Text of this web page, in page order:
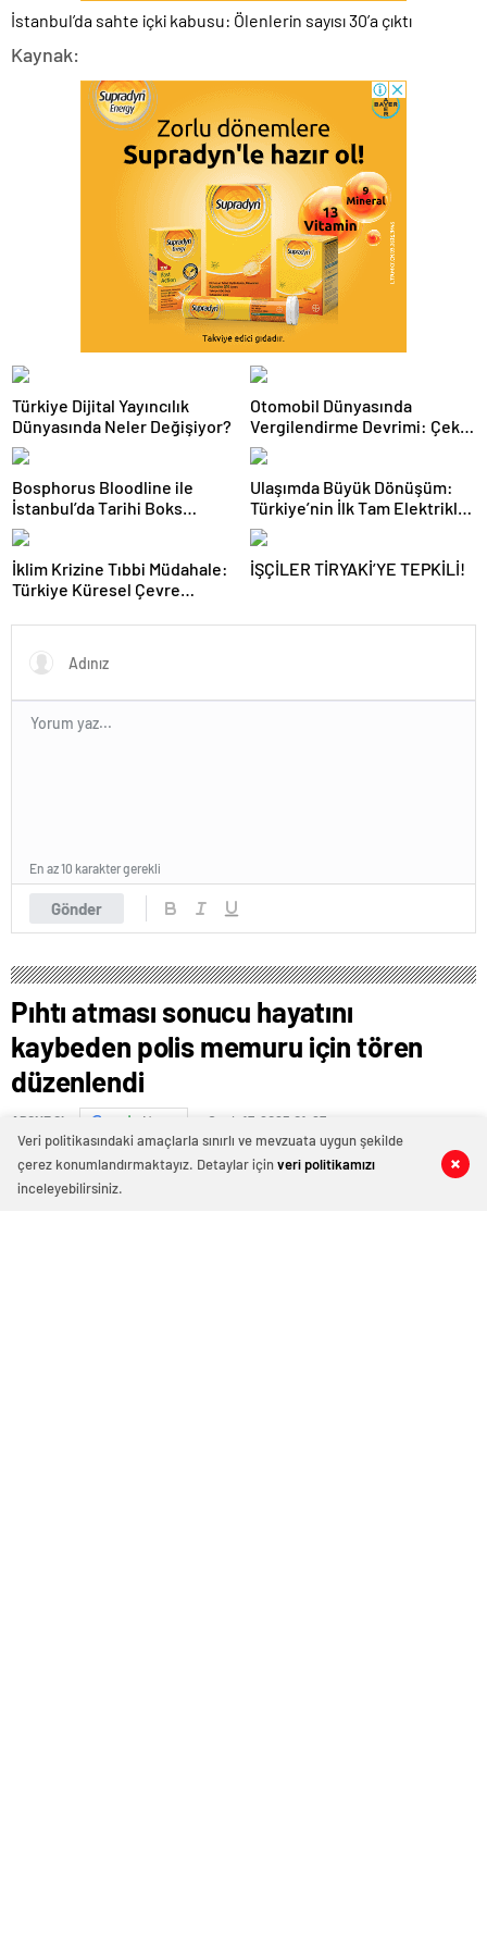
0 0
İstanbul’da sahte içki kabusu: Ölenlerin sayısı 30’a çıktı
Kaynak:
Türkiye Dijital Yayıncılık
Dünyasında Neler Değişiyor?
Otomobil Dünyasında
Vergilendirme Devrimi: Çekiş
Sistemleri ve Yeni Dönem
Bosphorus Bloodline ile
İstanbul’da Tarihi Boks
Gecesi
Ulaşımda Büyük Dönüşüm:
Türkiye’nin İlk Tam Elektrikli
Akaryakıt İstasyonu Deneyimi
İklim Krizine Tıbbi Müdahale:
Türkiye Küresel Çevre
Değiştirdi?
İŞÇİLER TİRYAKİ’YE TEPKİLİ!
Gönder
En az 10 karakter gerekli
Pıhtı atması sonucu hayatını
kaybeden polis memuru için tören
düzenlendi
ABONE OL News Ocak 17, 2025 01:27
0 0
Veri politikasındaki amaçlarla sınırlı ve mevzuata uygun şekilde
çerez konumlandırmaktayız. Detaylar içinveri politikamızı
inceleyebilirsiniz.